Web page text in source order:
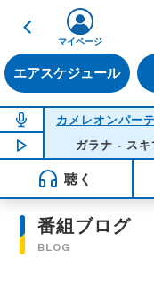
戻る
エアスケジュール
マイページ
NOW ON AIR
カメレオンパー
NOW PLAYING
ガラナ - スキマ
聴く
番組ブログ
BLOG